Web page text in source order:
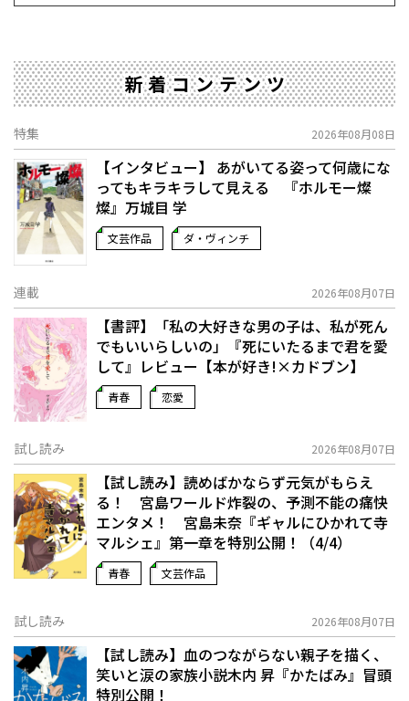
新着コンテンツ
特集 2026年08月08日
【インタビュー】 あがいてる姿って何歳にな
ってもキラキラして見える 『ホルモー燦
燦』万城目 学
文芸作品 ダ・ヴィンチ
連載 2026年08月07日
【書評】「私の大好きな男の子は、私が死ん
でもいいらしいの」――『死にいたるまで君を愛
して』レビュー【本が好き!×カドブン】
青春 恋愛
試し読み 2026年08月07日
【試し読み】読めばかならず元気がもらえ
る！ 宮島ワールド炸裂の、予測不能の痛快
エンタメ！ 宮島未奈『ギャルにひかれて寺
マルシェ』第一章を特別公開！（4/4）
青春 文芸作品
試し読み 2026年08月07日
【試し読み】血のつながらない親子を描く、
笑いと涙の家族小説――木内 昇『かたばみ』冒頭
特別公開！